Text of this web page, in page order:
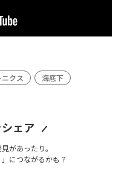
クス 海底下
ェア
があったり。
につながるかも？